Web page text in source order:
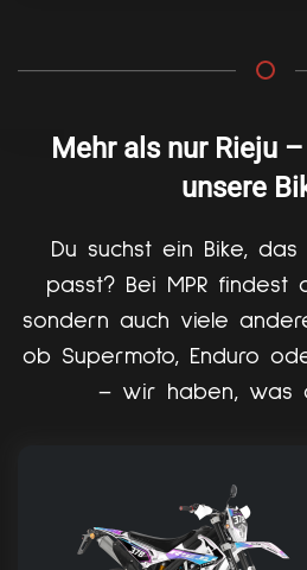
Mehr als nur Rieju
unsere
Du suchst ein Bike,
passt? Bei MPR findest
sondern auch viele
ob Supermoto, Enduro
– wir haben, was